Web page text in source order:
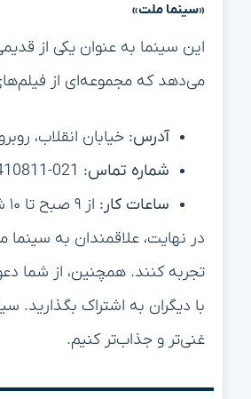
«سینما ملت»
این سینما به عنوان یکی از
می‌دهد که مجموعه‌ای از
آدرس: خیابان انقلاب،
شماره تماس:
ساعات کار: از ۹ صبح تا ۱۰ شب
در نهایت، علاقمندان به سینما
با دیگران به اشتراک بگذارید.
غنی‌تر و جذاب‌تر کنیم.